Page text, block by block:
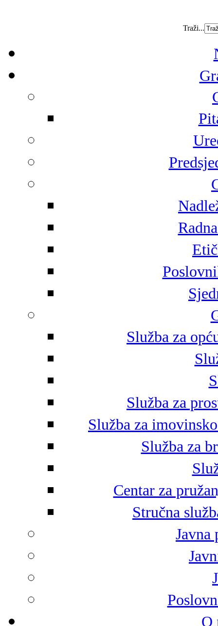
Traži...
Služba za
Služba za
Služba za
Služba za
Centar za
Stručna
Javna
O